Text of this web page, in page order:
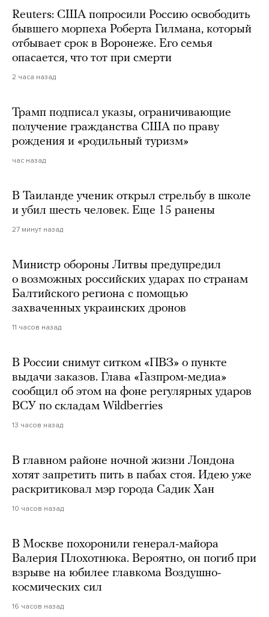
Reuters: США попросили Россию освободить
бывшего морпеха Роберта Гилмана, который
отбывает срок в Воронеже. Его семья
опасается, что тот при смерти
2 часа назад
Трамп подписал указы, ограничивающие
получение гражданства США по праву
рождения и «родильный туризм»
час назад
В Таиланде ученик открыл стрельбу в школе
и убил шесть человек. Еще 15 ранены
27 минут назад
Министр обороны Литвы предупредил
о возможных российских ударах по странам
Балтийского региона с помощью
захваченных украинских дронов
11 часов назад
В России снимут ситком «ПВЗ» о пункте
выдачи заказов. Глава «Газпром-медиа»
сообщил об этом на фоне регулярных ударов
ВСУ по складам Wildberries
13 часов назад
В главном районе ночной жизни Лондона
хотят запретить пить в пабах стоя. Идею уже
раскритиковал мэр города Садик Хан
10 часов назад
В Москве похоронили генерал-майора
Валерия Плохотнюка. Вероятно, он погиб при
взрыве на юбилее главкома Воздушно-
космических сил
16 часов назад